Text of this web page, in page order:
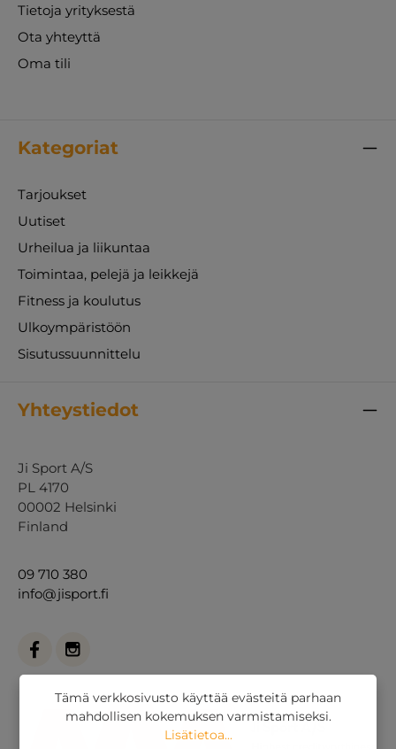
Tietoja yrityksestä
Ota yhteyttä
Oma tili
Kategoriat
Tarjoukset
Uutiset
Urheilua ja liikuntaa
Toimintaa, pelejä ja leikkejä
Fitness ja koulutus
Ulkoympäristöön
Sisutussuunnittelu
Yhteystiedot
Ji Sport A/S
PL 4170
00002 Helsinki
Finland
09 710 380
info@jisport.fi
Tämä verkkosivusto käyttää evästeitä parhaan
mahdollisen kokemuksen varmistamiseksi.
Lisätietoa...